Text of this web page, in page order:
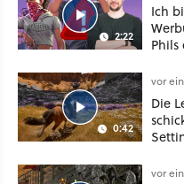
2:22
Ich
0:42
vor
Die
vor